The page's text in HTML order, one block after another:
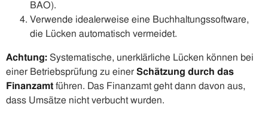
BAO).
Verwende idealerweise eine Buchhaltungssoftware,
die Lücken automatisch vermeidet.
Achtung: Systematische, unerklärliche Lücken können bei
einer Betriebsprüfung zu einer Schätzung durch das
Finanzamt führen. Das Finanzamt geht dann davon aus,
dass Umsätze nicht verbucht wurden.